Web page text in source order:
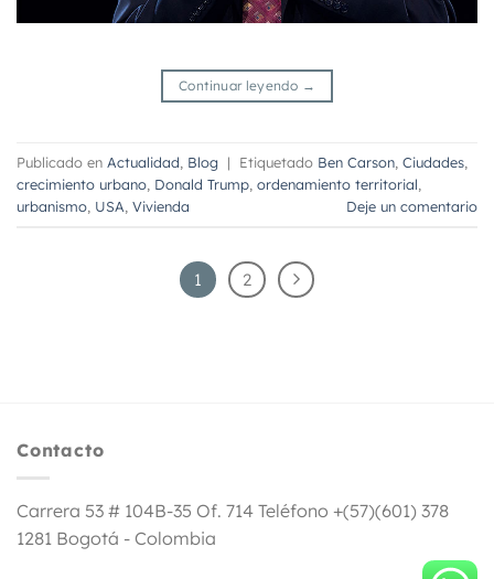
Continuar leyendo →
Publicado en Actualidad Blog | Etiquetado Ben Carson Ciudades
crecimiento urbano Donald Trump ordenamiento territorial
urbanismo USA Vivienda Deje un comentario
1 2
Contacto
Carrera 53 # 104B-35 Of. 714 Teléfono +(57)(601) 378
1281 Bogotá - Colombia